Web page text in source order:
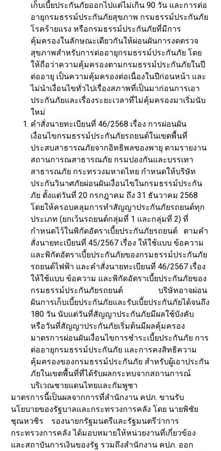
เก็บเบี้ยประกันภัยออกไปแต่ไม่เกิน 90 วัน และการต่อ
อายุกรมธรรม์ประกันภัยสุขภาพ กรมธรรม์ประกันภัย
โรคร้ายแรง หรือกรมธรรม์ประกันภัยที่มีการ
คุ้มครองในลักษณะเดียวกันให้ผ่อนผันการงดตรวจ
สุขภาพสำหรับการต่ออายุกรมธรรม์ประกันภัย โดย
ให้ถือว่าความคุ้มครองตามกรมธรรม์ประกันภัยในปี
ต่ออายุ เป็นความคุ้มครองต่อเนื่องในปีก่อนหน้า และ
ไม่นำเงื่อนไขทั่วไปเรื่องสภาพที่เป็นมาก่อนการเอา
ประกันภัยและเรื่องระยะเวลาที่ไม่คุ้มครองมาเริ่มนับ
ใหม่
คำสั่งนายทะเบียนที่ 46/2568 เรื่อง การผ่อนผัน
เงื่อนไขกรมธรรม์ประกันภัยรถยนต์ในเขตพื้นที่
ประสบสาธารณภัยจากอิทธิพลของพายุ ตามรายงาน
สถานการณสาธารณภัย กรมปองกันและบรรเทา
สาธารณภัย กระทรวงมหาดไทย กำหนดให้บริษัท
ประกันวินาศภัยผ่อนผันเงื่อนไขในกรมธรรม์ประกัน
ภัย ตั้งแต่วันที่ 20 กรกฎาคม ถึง 31 ธันวาคม 2568
โดยให้ครอบคลุมการทำสัญญาประกันภัยรถยนต์ทุก
ประเภท (ยกเว้นรถยนต์กลุ่มที่ 1 และกลุ่มที่ 2) ที่
กำหนดไว้ในพิกัดอัตราเบี้ยประกันภัยรถยนต์ ตามคำ
สั่งนายทะเบียนที่ 45/2567 เรื่อง ให้ใช้แบบ ข้อความ
และพิกัดอัตราเบี้ยประกันภัยของกรมธรรม์ประกันภัย
รถยนต์ไฟฟ้า และคำสั่งนายทะเบียนที่ 46/2567 เรื่อง
ให้ใช้แบบ ข้อความ และพิกัดอัตราเบี้ยประกันภัยของ
กรมธรรม์ประกันภัยรถยนต์ บริษัทอาจผ่อน
ผันการเก็บเบี้ยประกันภัยและรับเบี้ยประกันภัยได้จนถึง
180 วัน นับแต่วันที่สัญญาประกันภัยมีผลใช้บังคับ
หรือวันที่สัญญาประกันภัยเริ่มต้นมีผลคุ้มครอง
มาตรการผ่อนผันเงื่อนไขการชำระเบี้ยประกันภัย การ
ต่ออายุกรมธรรม์ประกันภัย และการคงสิทธิความ
คุ้มครองของกรมธรรม์ประกันภัย สำหรับผู้เอาประกัน
ภัยในเขตพื้นที่ที่ได้รับผลกระทบจากสถานการณ์
บริเวณชายแดนไทยและกัมพูชา
มาตรการนี้เป็นผลจากการที่สำนักงาน คปภ. ขานรับ
นโยบายของรัฐบาลและกระทรวงการคลัง โดย นายพิชัย
ชุณหวชิร รองนายกรัฐมนตรีและรัฐมนตรีว่าการ
กระทรวงการคลัง ได้มอบหมายให้หน่วยงานที่เกี่ยวข้อง
และสถาบันการเงินของรัฐ รวมถึงสำนักงาน คปภ. ออก